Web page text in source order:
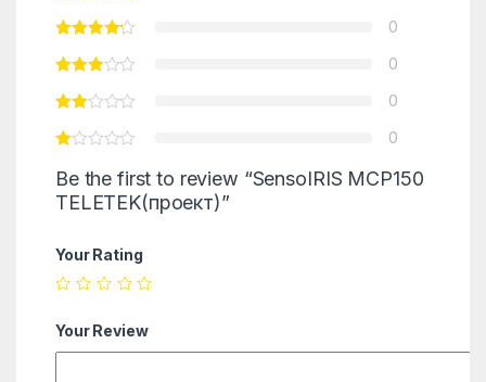
0
0
0
0
Be the first to review “SensoIRIS MCP150
TELETEK(проект)”
Your Rating
Your Review